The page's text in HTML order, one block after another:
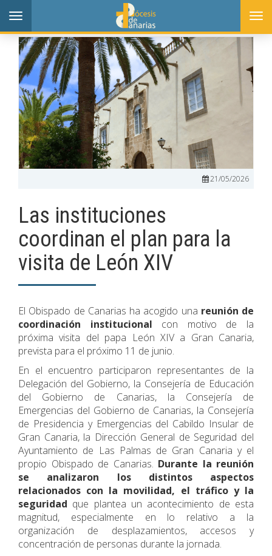
Toggle
navigation
21/05/2026
Las instituciones
coordinan el plan para la
visita de León XIV
El Obispado de Canarias ha acogido una reunión de
coordinación institucional con motivo de la
próxima visita del papa León XIV a Gran Canaria,
prevista para el próximo 11 de junio.
En el encuentro participaron representantes de la
Delegación del Gobierno, la Consejería de Educación
del Gobierno de Canarias, la Consejería de
Emergencias del Gobierno de Canarias, la Consejería
de Presidencia y Emergencias del Cabildo Insular de
Gran Canaria, la Dirección General de Seguridad del
Ayuntamiento de Las Palmas de Gran Canaria y el
propio Obispado de Canarias. Durante la reunión
se analizaron los distintos aspectos
relacionados con la movilidad, el tráfico y la
seguridad que plantea un acontecimiento de esta
magnitud, especialmente en lo relativo a la
organización de desplazamientos, accesos y
concentración de personas durante la jornada.